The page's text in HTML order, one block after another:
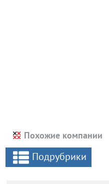
Похожие компании
Подрубрики